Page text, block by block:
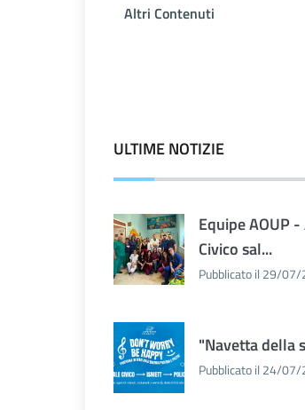
Altri Contenuti
ULTIME NOTIZIE
Equipe AOUP -
Civico sal...
Pubblicato il 29/
"Navetta della
Pubblicato il 24/